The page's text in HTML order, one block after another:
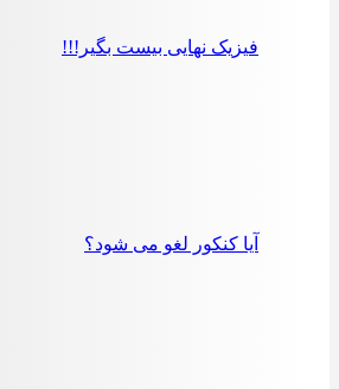
فیزیک نهایی بیست بگیر!!!
آیا کنکور لغو می شود؟